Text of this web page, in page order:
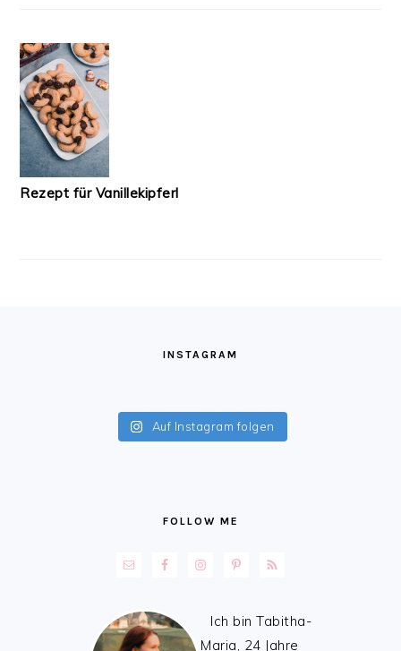
Rezept für Vanillekipferl
INSTAGRAM
Auf Instagram folgen
FOLLOW ME
Ich bin Tabitha-
Maria, 24 Jahre